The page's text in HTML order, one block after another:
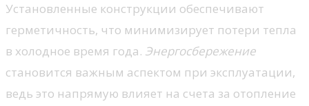
Установленные конструкции обеспечивают
герметичность, что минимизирует потери тепла
в холодное время года. Энергосбережение
становится важным аспектом при эксплуатации,
ведь это напрямую влияет на счета за отопление